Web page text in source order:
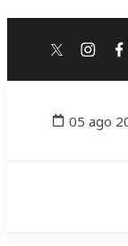
twitter
05 ago